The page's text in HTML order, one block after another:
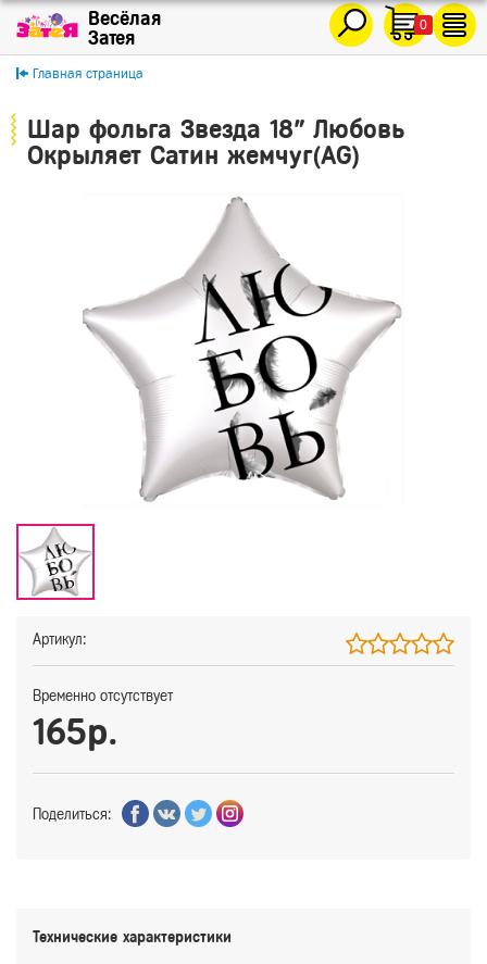
0
Главная страница
Шар фольга Звезда 18" Любовь
Окрыляет Сатин жемчуг(AG)
Артикул:
Временно отсутствует
165р.
Поделиться:
Технические характеристики